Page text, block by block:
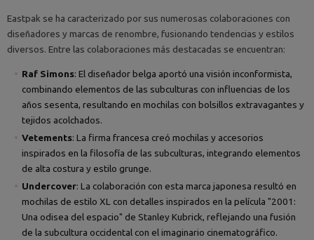
Eastpak se ha caracterizado por sus numerosas colaboraciones con
diseñadores y marcas de renombre, fusionando tendencias y estilos
diversos. Entre las colaboraciones más destacadas se encuentran:
Raf Simons: El diseñador belga aportó una visión inconformista,
combinando elementos de las subculturas con influencias de los
años sesenta, resultando en mochilas con bolsillos extravagantes y
tejidos acolchados.
Vetements: La firma francesa creó mochilas y accesorios
inspirados en la filosofía de las subculturas, integrando elementos
de alta costura y estilo grunge.
Undercover: La colaboración con esta marca japonesa resultó en
mochilas de estilo XL con detalles inspirados en la película "2001:
Una odisea del espacio" de Stanley Kubrick, reflejando una fusión
de la subcultura occidental con el imaginario cinematográfico.